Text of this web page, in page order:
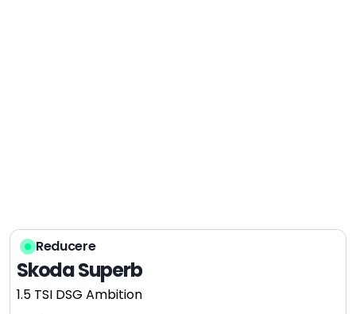
Reducere
Skoda Superb
1.5 TSI DSG Ambition